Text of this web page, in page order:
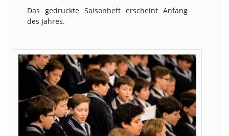
Das gedruckte Saisonheft erscheint Anfang
des Jahres.